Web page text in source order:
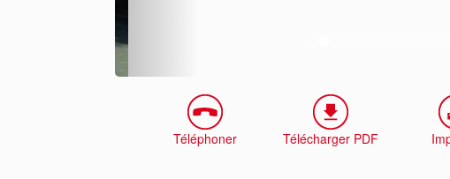
Téléphoner Télécharger PDF